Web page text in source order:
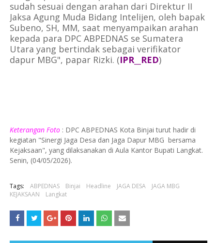
sudah sesuai dengan arahan dari Direktur II
Jaksa Agung Muda Bidang Intelijen, oleh bapak
Subeno, SH, MM, saat menyampaikan arahan
kepada para DPC ABPEDNAS se Sumatera
Utara yang bertindak sebagai verifikator
dapur MBG", papar Rizki. (IPR__RED)
Keterangan Foto : DPC ABPEDNAS Kota Binjai turut hadir di
kegiatan "Sinergi Jaga Desa dan Jaga Dapur MBG bersama
Kejaksaan", yang dilaksanakan di Aula Kantor Bupati Langkat.
Senin, (04/05/2026).
Tags: ABPEDNAS Binjai Headline JAGA DESA
JAGA MBG
KEJAKSAAN
Langkat